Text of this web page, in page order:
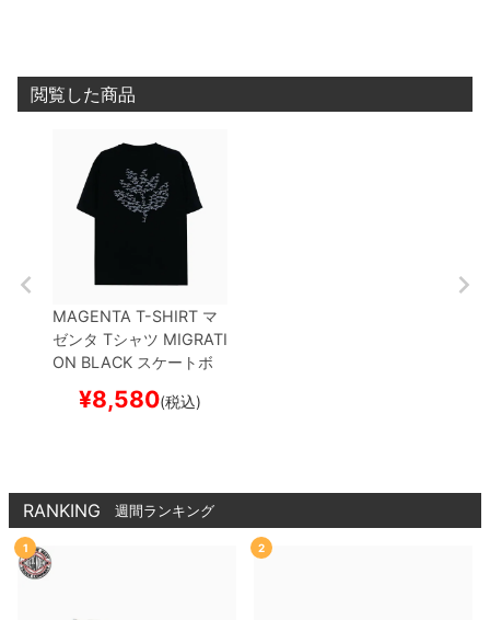
閲覧した商品
MAGENTA T-SHIRT マ
ゼンタ Tシャツ MIGRATI
ON BLACK スケートボ
¥8,580(税込)
RANKING 週間ランキング
1 2